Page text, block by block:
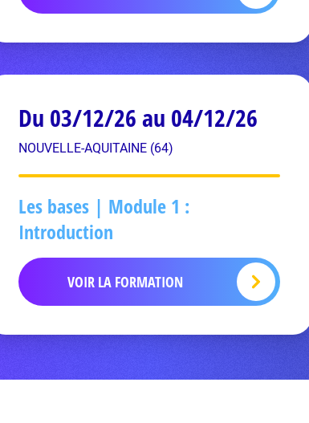
Du 03/12/26 au 04/12/26
NOUVELLE-AQUITAINE (64)
Les bases | Module 1 :
Introduction
VOIR LA FORMATION